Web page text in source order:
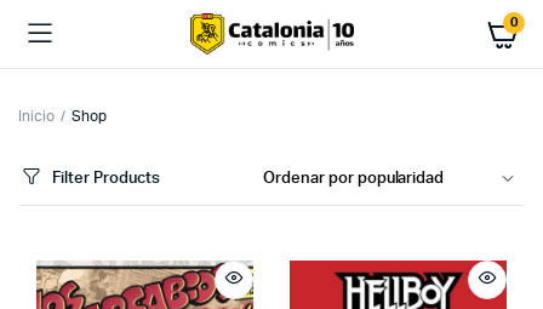
0
Inicio Shop
Filter Products